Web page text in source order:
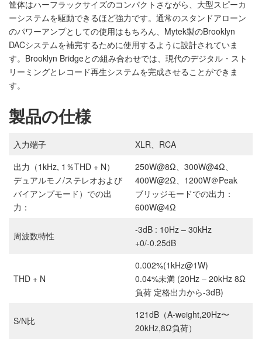
筐体はハーフラックサイズのコンパクトさながら、大型スピーカ
ーシステムを駆動できるほど強力です。通常のスタンドアローン
のパワーアンプとしての使用はもちろん、Mytek製のBrooklyn
DACシステムを補完するために使用するように設計されていま
す。Brooklyn Bridgeとの組み合わせでは、現代のデジタル・スト
リーミングとレコード再生システムを完成させることができま
す。
製品の仕様
入力端子
XLR、RCA
出力（1kHz, 1％THD + N）
デュアルモノ/ステレオおよび
バイアンプモード）での出
力：
250W@8Ω、300W@4Ω、
400W@2Ω、1200W＠Peak
ブリッジモードでの出力：
600W@4Ω
周波数特性
-3dB : 10Hz ‒ 30kHz
+0/-0.25dB
THD + N
0.002%(1kHz@1W)
0.04%未満 (20Hz ‒ 20kHz 8Ω
負荷 定格出力から-3dB)
S/N比
121dB（A-weight,20Hz〜
20kHz,8Ω負荷）